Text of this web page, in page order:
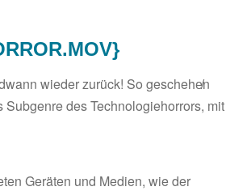
wieder zurück! So geschehe̸n
des Technologiehorrors, mit
Geräten und Medien, wie der